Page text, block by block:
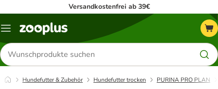
Versandkostenfrei ab 39€
Menü
Produkte
suchen
Hundefutter & Zubehör Hundefutter trocken PURINA PRO PLAN